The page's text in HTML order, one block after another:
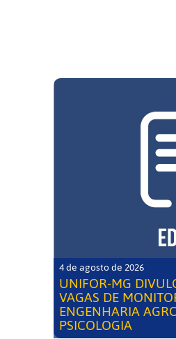
4 de agosto de 2026
UNIFOR-MG
VAGAS DE
ENGENHARIA
PSICOLOGIA